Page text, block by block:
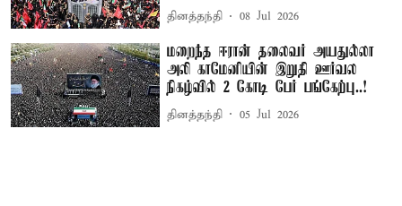
தினத்தந்தி 08 Jul 2026
மறைந்த ஈரான் தலைவர் அயதுல்லா
அலி காமேனியின் இறுதி ஊர்வல
நிகழ்வில் 2 கோடி பேர் பங்கேற்பு..!
தினத்தந்தி 05 Jul 2026